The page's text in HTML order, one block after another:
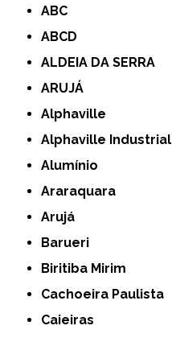
ABC
ABCD
ALDEIA DA SERRA
ARUJÁ
Alphaville
Alphaville Industrial
Alumínio
Araraquara
Arujá
Barueri
Biritiba Mirim
Cachoeira Paulista
Caieiras